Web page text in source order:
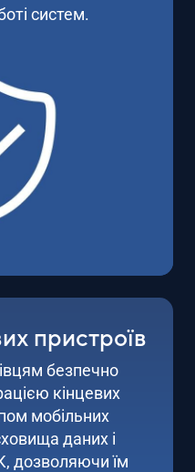
систем.
пристроїв
безпечно
кінцевих
мобільних
даних і
дозволяючи їм